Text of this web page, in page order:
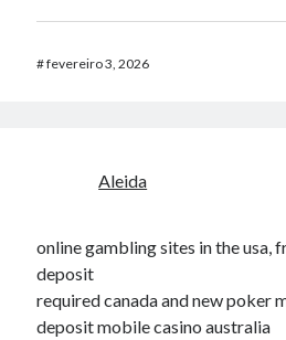
#fevereiro 3, 2026
Aleida
online gambling sites in the usa,
deposit
required canada and new poker
deposit mobile casino australia